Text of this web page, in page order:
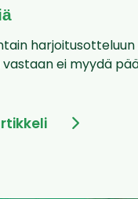
vastaan ei myydä